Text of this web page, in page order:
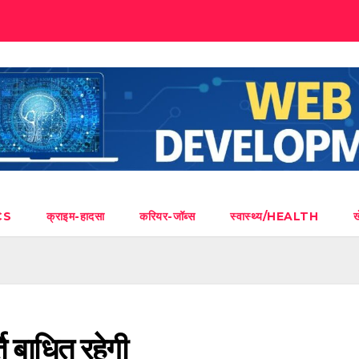
क्राइम-हादसा करियर-जॉब्स स्वास्थ्य/HEALTH
रहेगी